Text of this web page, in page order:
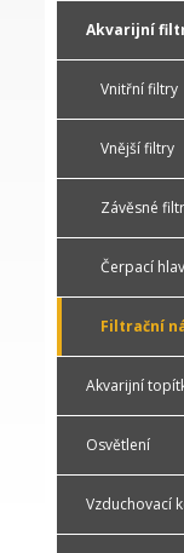
Akvarijní
Vnitřní filtry
Vnější filtry
Závěsné
Čerpací
Filtrační
Akvarijní
Osvětlení
Vzduchovací